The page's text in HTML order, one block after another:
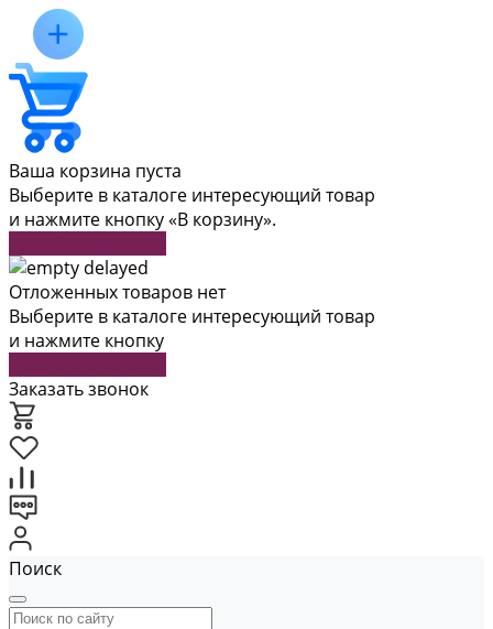
Ваша корзина пуста
Выберите в каталоге интересующий товар
и нажмите кнопку «В корзину».
Отложенных товаров нет
Выберите в каталоге интересующий товар
и нажмите кнопку
Заказать звонок
Поиск